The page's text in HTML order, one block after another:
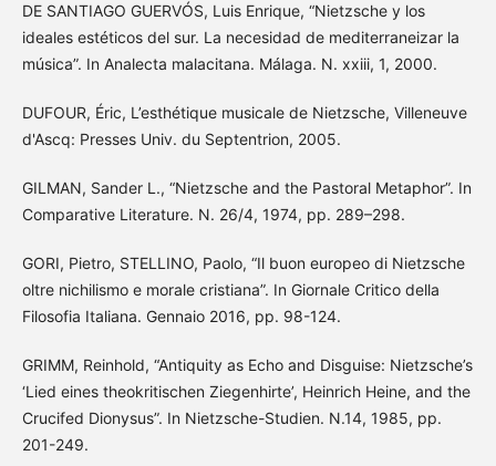
DE SANTIAGO GUERVÓS, Luis Enrique, “Nietzsche y los
ideales estéticos del sur. La necesidad de mediterraneizar la
música”. In Analecta malacitana. Málaga. N. xxiii, 1, 2000.
DUFOUR, Éric, L’esthétique musicale de Nietzsche, Villeneuve
d'Ascq: Presses Univ. du Septentrion, 2005.
GILMAN, Sander L., “Nietzsche and the Pastoral Metaphor”. In
Comparative Literature. N. 26/4, 1974, pp. 289–298.
GORI, Pietro, STELLINO, Paolo, “Il buon europeo di Nietzsche
oltre nichilismo e morale cristiana”. In Giornale Critico della
Filosofia Italiana. Gennaio 2016, pp. 98-124.
GRIMM, Reinhold, “Antiquity as Echo and Disguise: Nietzsche’s
‘Lied eines theokritischen Ziegenhirte’, Heinrich Heine, and the
Crucifed Dionysus”. In Nietzsche-Studien. N.14, 1985, pp.
201-249.